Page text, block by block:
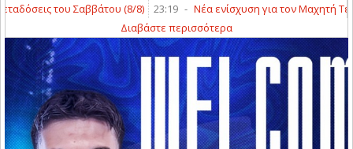
του Σαββάτου (8/8) 23:19 - Νέα ενίσχυση για τον Μαχητή
Διαβάστε περισσότερα